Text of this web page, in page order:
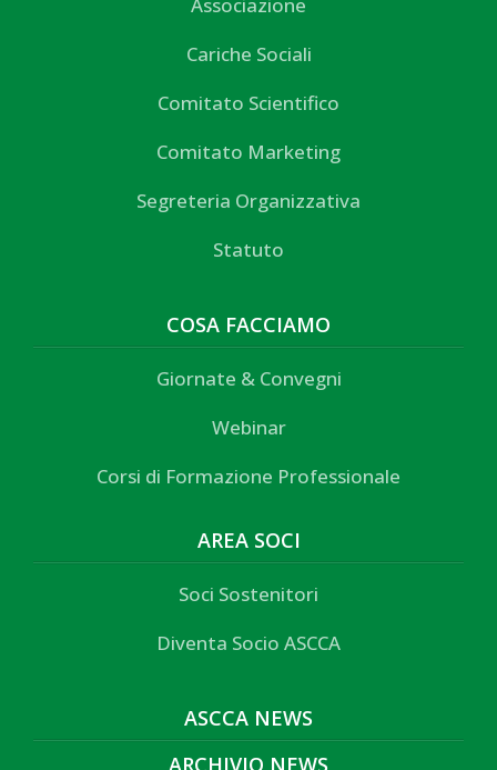
Associazione
Cariche Sociali
Comitato Scientifico
Comitato Marketing
Segreteria Organizzativa
Statuto
COSA FACCIAMO
Giornate & Convegni
Webinar
Corsi di Formazione Professionale
AREA SOCI
Soci Sostenitori
Diventa Socio ASCCA
ASCCA NEWS